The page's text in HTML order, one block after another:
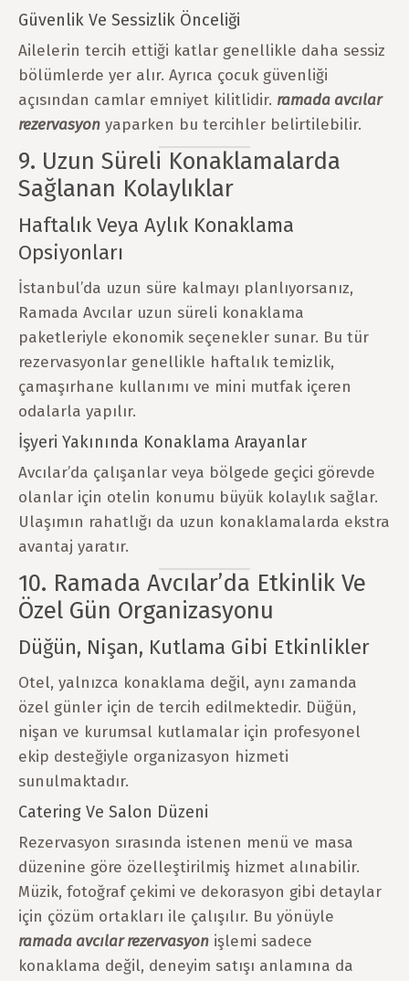
Güvenlik Ve Sessizlik Önceliği
Ailelerin tercih ettiği katlar genellikle daha sessiz
bölümlerde yer alır. Ayrıca çocuk güvenliği
açısından camlar emniyet kilitlidir. ramada avcılar
rezervasyon yaparken bu tercihler belirtilebilir.
9. Uzun Süreli Konaklamalarda
Sağlanan Kolaylıklar
Haftalık Veya Aylık Konaklama
Opsiyonları
İstanbul’da uzun süre kalmayı planlıyorsanız,
Ramada Avcılar uzun süreli konaklama
paketleriyle ekonomik seçenekler sunar. Bu tür
rezervasyonlar genellikle haftalık temizlik,
çamaşırhane kullanımı ve mini mutfak içeren
odalarla yapılır.
İşyeri Yakınında Konaklama Arayanlar
Avcılar’da çalışanlar veya bölgede geçici görevde
olanlar için otelin konumu büyük kolaylık sağlar.
Ulaşımın rahatlığı da uzun konaklamalarda ekstra
avantaj yaratır.
10. Ramada Avcılar’da Etkinlik Ve
Özel Gün Organizasyonu
Düğün, Nişan, Kutlama Gibi Etkinlikler
Otel, yalnızca konaklama değil, aynı zamanda
özel günler için de tercih edilmektedir. Düğün,
nişan ve kurumsal kutlamalar için profesyonel
ekip desteğiyle organizasyon hizmeti
sunulmaktadır.
Catering Ve Salon Düzeni
Rezervasyon sırasında istenen menü ve masa
düzenine göre özelleştirilmiş hizmet alınabilir.
Müzik, fotoğraf çekimi ve dekorasyon gibi detaylar
için çözüm ortakları ile çalışılır. Bu yönüyle
ramada avcılar rezervasyon işlemi sadece
konaklama değil, deneyim satışı anlamına da